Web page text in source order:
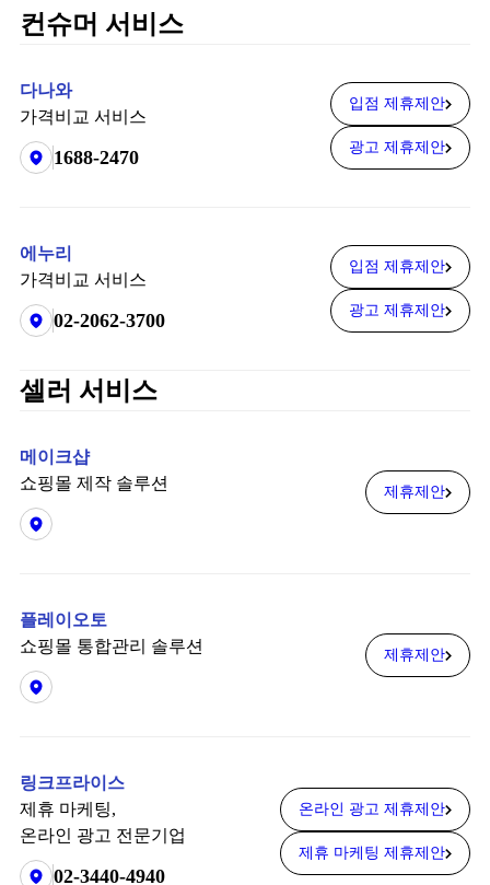
컨슈머 서비스
다나와
가격비교 서비스
1688-2470
입점 제휴제안
광고 제휴제안
에누리
가격비교 서비스
02-2062-3700
입점 제휴제안
광고 제휴제안
셀러 서비스
메이크샵
쇼핑몰 제작 솔루션
제휴제안
플레이오토
쇼핑몰 통합관리 솔루션
제휴제안
링크프라이스
제휴 마케팅,
온라인 광고 전문기업
02-3440-4940
온라인 광고 제휴제안
제휴 마케팅 제휴제안